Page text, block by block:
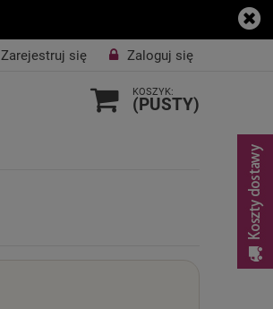
Zarejestruj się Zaloguj się
KOSZYK:
(PUSTY)